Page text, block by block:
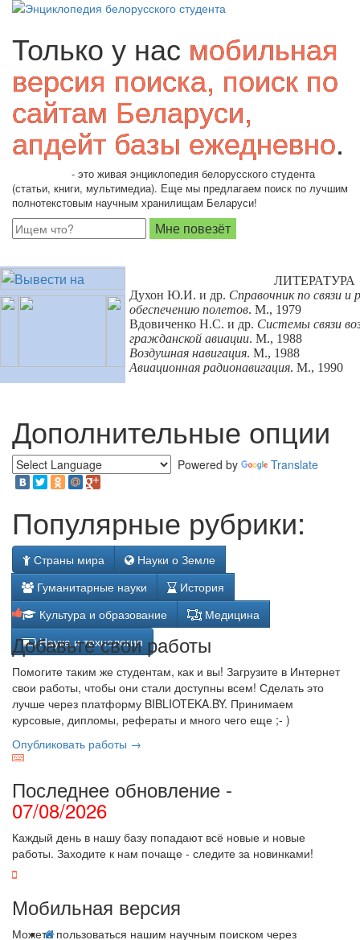
Только у нас мобильная
версия поиска, поиск по
сайтам Беларуси,
апдейт базы ежедневно.
- это живая энциклопедия белорусского студента
(статьи, книги, мультимедиа). Еще мы предлагаем поиск по лучшим
полнотекстовым научным хранилищам Беларуси!
ЛИТЕРАТУРА
Духон Ю.И. и др. Справочник по связи и
обеспечению полетов. М., 1979
Вдовиченко Н.С. и др. Системы связи
гражданской авиации. М., 1988
Воздушная навигация. М., 1988
Авиационная радионавигация. М., 1990
Дополнительные опции
Powered by Translate
Популярные рубрики:
Страны мира
Науки о Земле
Гуманитарные науки
История
Культура и образование
Медицина
Наука и технология
Добавьте свои работы
Помогите таким же студентам, как и вы! Загрузите в Интернет
свои работы, чтобы они стали доступны всем! Сделать это
лучше через платформу BIBLIOTEKA.BY. Принимаем
курсовые, дипломы, рефераты и много чего еще ;- )
Опубликовать работы →
Последнее обновление -
07/08/2026
Каждый день в нашу базу попадают всё новые и новые
работы. Заходите к нам почаще - следите за новинками!
Мобильная версия
Можете пользоваться нашим научным поиском через